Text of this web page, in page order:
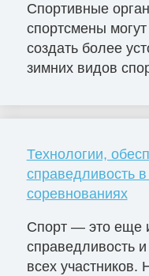
Спортивные
спортсмены
создать более
зимних видов
Технологии,
справедливость
соревнованиях
Спорт — это еще
справедливость
всех участников.